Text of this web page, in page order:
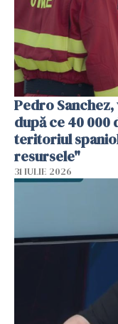
Pedro
după ce 40 000
teritoriul
resursele"
31 IULIE 2026